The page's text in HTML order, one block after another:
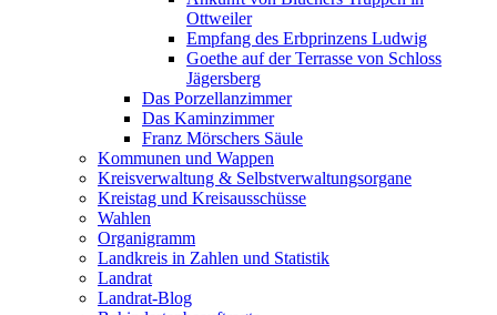
Ottweiler
Empfang des Erbprinzens Ludwig
Goethe auf der Terrasse von Schloss
Jägersberg
Das Porzellanzimmer
Das Kaminzimmer
Franz Mörschers Säule
Kommunen und Wappen
Kreisverwaltung & Selbstverwaltungsorgane
Kreistag und Kreisausschüsse
Wahlen
Organigramm
Landkreis in Zahlen und Statistik
Landrat
Landrat-Blog